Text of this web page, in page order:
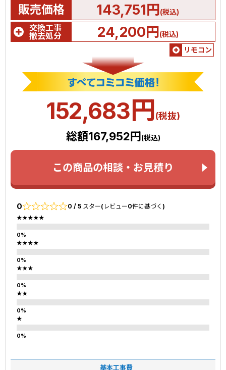
販売価格 143,751円(税込)
交換工事
撤去処分
24,200円(税込)
リモコン
152,683円(税抜)
総額167,952円(税込)
この商品の相談・お見積り
0 0 / 5 スター(レビュー0件に基づく)
★★★★★
★★★★
★★★
★★
★
基本工事費